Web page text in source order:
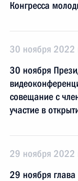
Конгресса
30 ноября 2022
30 ноября
совещание с
участие в
29 ноября 2022
29 ноября глава